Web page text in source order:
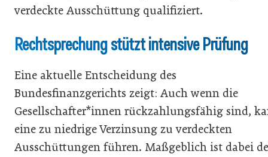
verdeckte Ausschüttung qualifiziert.
Rechtsprechung stützt intensive Prüfung
Eine aktuelle Entscheidung des
Bundesfinanzgerichts zeigt: Auch wenn die
Gesellschafter*innen rückzahlungsfähig sind,
eine zu niedrige Verzinsung zu verdeckten
Ausschüttungen führen. Maßgeblich ist dabei